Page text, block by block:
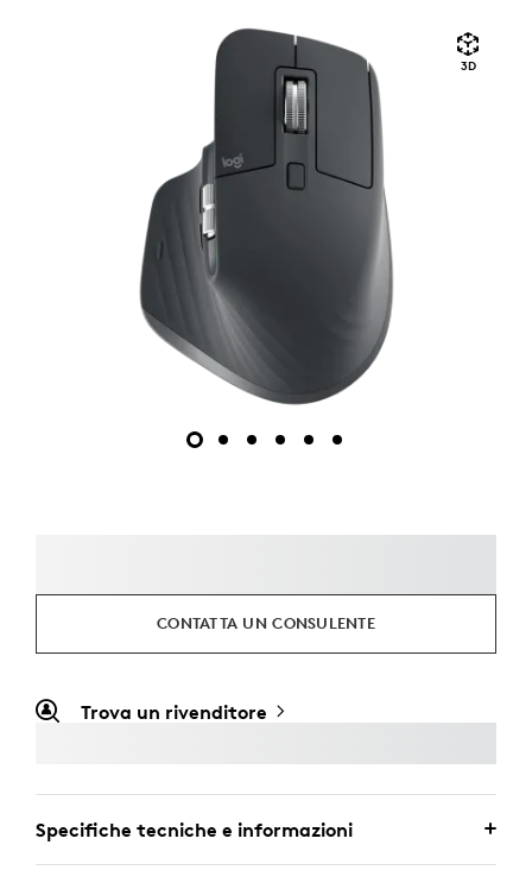
3D
CONTATTA UN CONSULENTE
Trova un rivenditore
Specifiche tecniche e informazioni